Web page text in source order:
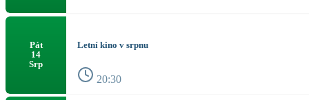
Pát
14
Srp
Letní kino v srpnu
20:30